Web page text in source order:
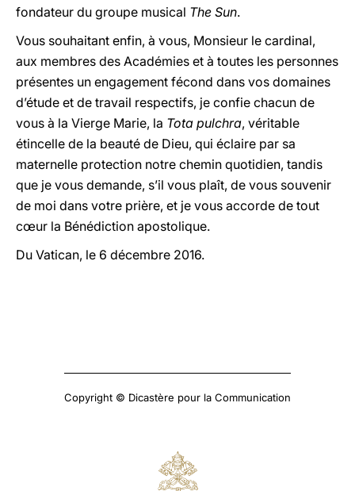
fondateur du groupe musical The Sun.
Vous souhaitant enfin, à vous, Monsieur le cardinal,
aux membres des Académies et à toutes les personnes
présentes un engagement fécond dans vos domaines
d’étude et de travail respectifs, je confie chacun de
vous à la Vierge Marie, la Tota pulchra, véritable
étincelle de la beauté de Dieu, qui éclaire par sa
maternelle protection notre chemin quotidien, tandis
que je vous demande, s’il vous plaît, de vous souvenir
de moi dans votre prière, et je vous accorde de tout
cœur la Bénédiction apostolique.
Du Vatican, le 6 décembre 2016.
Copyright © Dicastère pour la Communication